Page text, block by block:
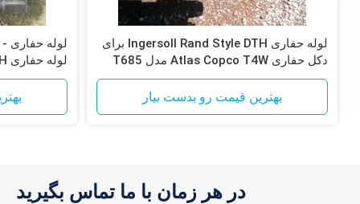
لوله حفاری Ingersoll Rand Style DTH برای
دکل حفاری Atlas Copco T4W مدل T685
بهترین قیمت رو بدست بیار
لوله حفاری DTH
در هر زمان با ما تماس بگیرید